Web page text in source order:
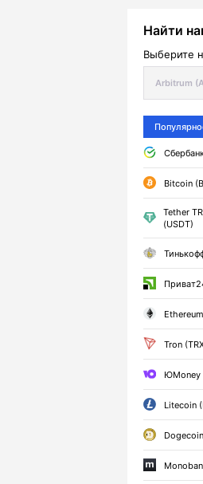
Найти
Выберите
Bitcoin
Tether
(USDT)
Tron
ЮMoney
Litecoin